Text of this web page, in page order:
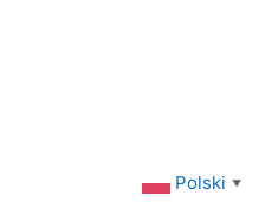
Polski ▼